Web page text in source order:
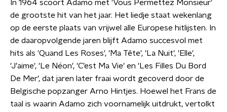
In 1964 scoort Adamo met 'Vous Permettez Monsieur'
de grootste hit van het jaar. Het liedje staat wekenlang
op de eerste plaats van vrijwel alle Europese hitlijsten. In
de daaropvolgende jaren blijft Adamo succesvol met
hits als 'Quand Les Roses', 'Ma Tête', 'La Nuit', 'Elle',
'J’aime', 'Le Néon', 'C’est Ma Vie' en 'Les Filles Du Bord
De Mer', dat jaren later fraai wordt gecoverd door de
Belgische popzanger Arno Hintjes. Hoewel het Frans de
taal is waarin Adamo zich voornamelijk uitdrukt, vertolkt